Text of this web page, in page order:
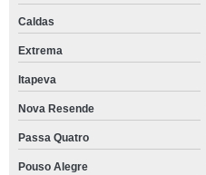
Caldas
Extrema
Itapeva
Nova Resende
Passa Quatro
Pouso Alegre